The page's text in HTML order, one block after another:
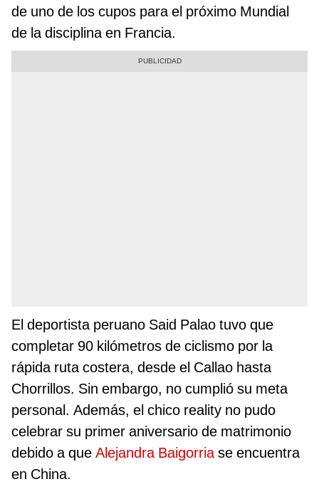
de uno de los cupos para el próximo Mundial
de la disciplina en Francia.
El deportista peruano Said Palao tuvo que
completar 90 kilómetros de ciclismo por la
rápida ruta costera, desde el Callao hasta
Chorrillos. Sin embargo, no cumplió su meta
personal. Además, el chico reality no pudo
celebrar su primer aniversario de matrimonio
debido a que Alejandra Baigorriase encuentra
en China.